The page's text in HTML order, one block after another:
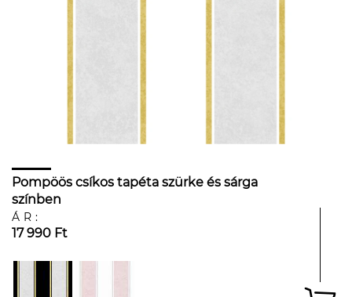
Pompöös csíkos tapéta szürke és sárga
színben
ÁR:
17 990 Ft